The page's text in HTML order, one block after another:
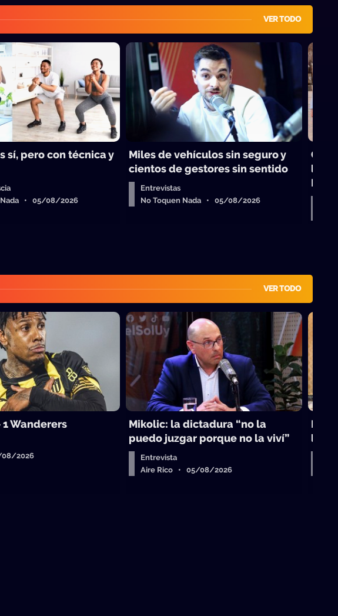
VER TODO
sí, pero con técnica y
Nada • 05/08/2026
Miles de vehículos sin seguro y
cientos de gestores sin sentido
Entrevistas
No Toquen Nada • 05/08/2026
VER TODO
1 Wanderers
2026
Mikolic: la dictadura “no la
puedo juzgar porque no la viví”
Entrevista
Aire Rico • 05/08/2026
La